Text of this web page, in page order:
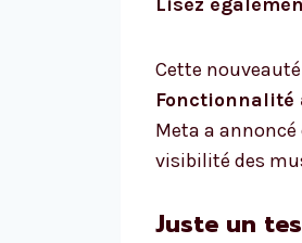
Cette
Fonctionnalité
Meta a
visibilité des
Juste un